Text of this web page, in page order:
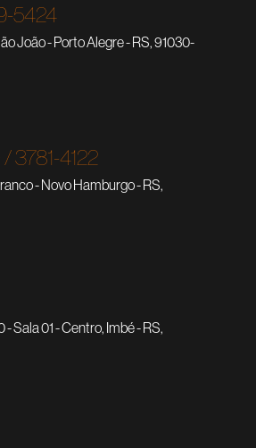
5424
João - Porto Alegre - RS, 91030-
/ 3781-4122
- Novo Hamburgo - RS,
- Sala 01 - Centro, Imbé - RS,